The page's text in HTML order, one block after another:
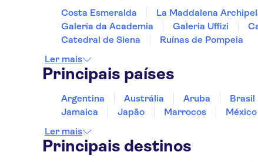
Costa Esmeralda La Maddalena
Galeria da Academia
Galeria Uffizi
Catedral de Siena
Ruínas de Pompeia
Ler mais
Principais países
Argentina Austrália Aruba Brasil
Jamaica
Japão Marrocos México
Ler mais
Principais destinos